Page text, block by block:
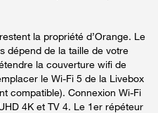
la propriété d’Orange. Le
dépend de la taille de votre
la couverture wifi de
le Wi-Fi 5 de la Livebox
compatible). Connexion Wi-Fi
4K et TV 4. Le 1er répéteur